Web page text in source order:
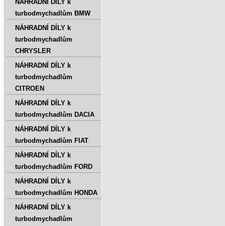
NÁHRADNÍ DÍLY k
turbodmychadlům BMW
NÁHRADNÍ DÍLY k
turbodmychadlům
CHRYSLER
NÁHRADNÍ DÍLY k
turbodmychadlům
CITROEN
NÁHRADNÍ DÍLY k
turbodmychadlům DACIA
NÁHRADNÍ DÍLY k
turbodmychadlům FIAT
NÁHRADNÍ DÍLY k
turbodmychadlům FORD
NÁHRADNÍ DÍLY k
turbodmychadlům HONDA
NÁHRADNÍ DÍLY k
turbodmychadlům